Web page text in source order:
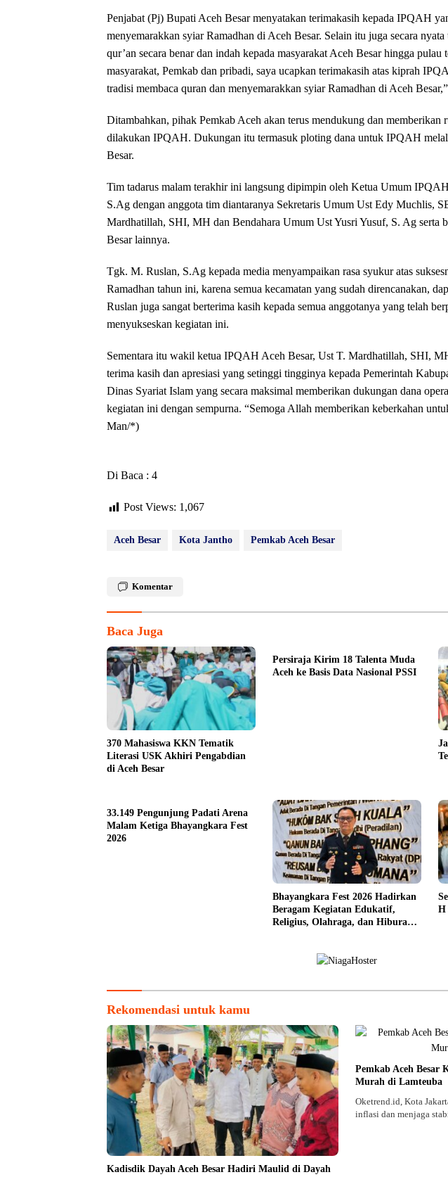
Penjabat (Pj) Bupati Aceh Besar menyatakan terimakasih kepada IPQAH
menyemarakkan syiar Ramadhan di Aceh Besar. Selain itu juga secara
qur’an secara benar dan indah kepada masyarakat Aceh Besar hingga pulau
masyarakat, Pemkab dan pribadi, saya ucapkan terimakasih atas kiprah
tradisi membaca quran dan menyemarakkan syiar Ramadhan di Aceh
Ditambahkan, pihak Pemkab Aceh akan terus mendukung dan memberikan
dilakukan IPQAH. Dukungan itu termasuk ploting dana untuk IPQAH
Besar.
Tim tadarus malam terakhir ini langsung dipimpin oleh Ketua Umum
S.Ag dengan anggota tim diantaranya Sekretaris Umum Ust Edy Muchlis,
Mardhatillah, SHI, MH dan Bendahara Umum Ust Yusri Yusuf, S. Ag serta
Besar lainnya.
Tgk. M. Ruslan, S.Ag kepada media menyampaikan rasa syukur atas
Ramadhan tahun ini, karena semua kecamatan yang sudah direncanakan,
Ruslan juga sangat berterima kasih kepada semua anggotanya yang telah
menyukseskan kegiatan ini.
Sementara itu wakil ketua IPQAH Aceh Besar, Ust T. Mardhatillah, SHI,
terima kasih dan apresiasi yang setinggi tingginya kepada Pemerintah
Dinas Syariat Islam yang secara maksimal memberikan dukungan dana
kegiatan ini dengan sempurna. “Semoga Allah memberikan keberkahan
Man/*)
Di Baca : 4
Post Views: 1,067
Aceh Besar Kota Jantho Pemkab Aceh Besar
Komentar
Baca Juga
370 Mahasiswa KKN Tematik
Literasi USK Akhiri Pengabdian
di Aceh Besar
Persiraja Kirim 18 Talenta Muda
Aceh ke Basis Data Nasional PSSI
33.149 Pengunjung Padati Arena
Malam Ketiga Bhayangkara Fest
2026
Bhayangkara Fest 2026 Hadirkan
Beragam Kegiatan Edukatif,
Religius, Olahraga, dan Hiburan
H
Rekomendasi untuk kamu
Kadisdik Dayah Aceh Besar Hadiri Maulid di Dayah
Pemkab Aceh Besar
Murah di Lamteuba
Oketrend.id, Kota
inflasi dan menjaga